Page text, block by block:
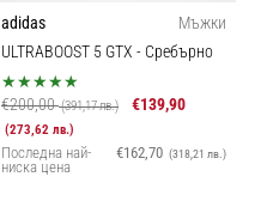
adidas
Мъжки
ULTRABOOST 5 GTX - Сребърно
€200,00(391,17 лв.) €139,90
(273,62 лв.)
Последна най-
ниска цена
€162,70 (318,21 лв.)